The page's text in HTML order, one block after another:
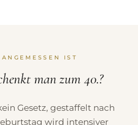
IST
man zum 40.?
Gesetz, gestaffelt nach
wird intensiver